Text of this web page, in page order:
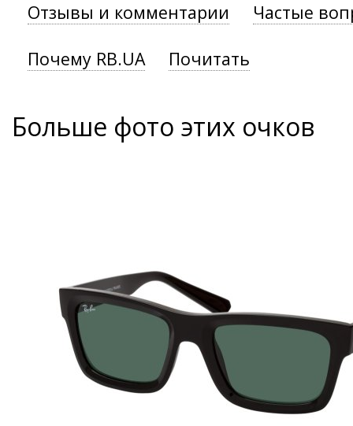
Отзывы и комментарии Частые
Почему RB.UA Почитать
Больше фото этих очков